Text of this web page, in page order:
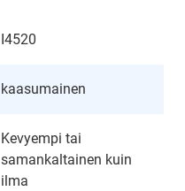
I4520
kaasumainen
Kevyempi tai
samankaltainen kuin
ilma